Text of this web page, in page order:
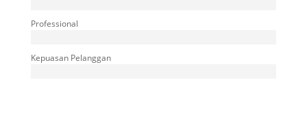
Professional
Kepuasan Pelanggan